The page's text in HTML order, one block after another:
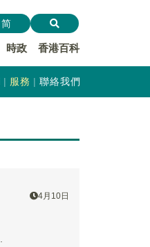
時政 香港百科
简
服務 聯絡我們
4月10日